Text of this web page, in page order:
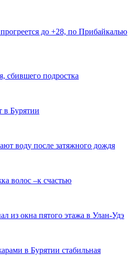
до +28, по Прибайкалью
сбившего подростка
в Бурятии
воду после затяжного дождя
волос –к счастью
из окна пятого этажа в Улан-Удэ
в Бурятии стабильная